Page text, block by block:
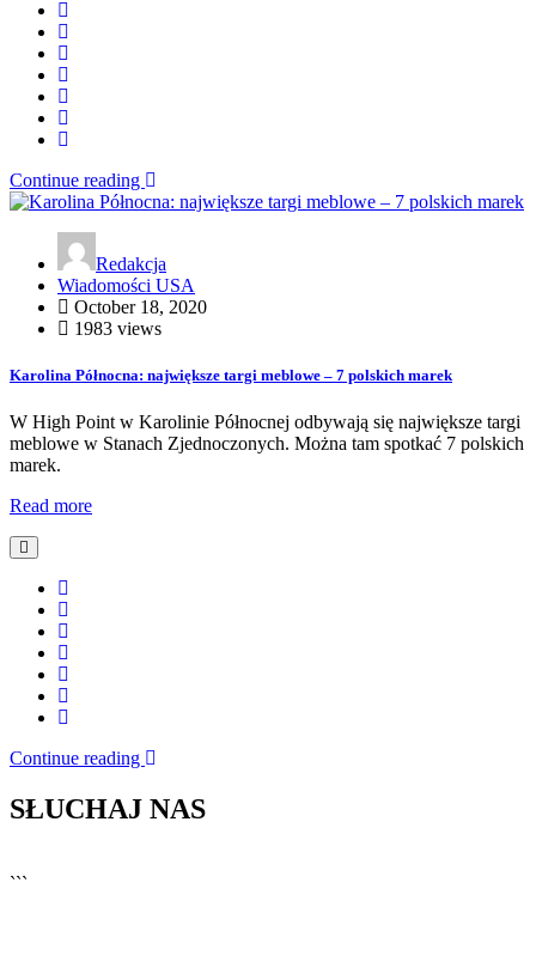
Continue reading
Redakcja
Wiadomości USA
October 18, 2020
1983 views
Karolina Północna: największe targi meblowe – 7 polskich marek
W High Point w Karolinie Północnej odbywają się największe targi
meblowe w Stanach Zjednoczonych. Można tam spotkać 7 polskich
marek.
Read more
Continue reading
SŁUCHAJ NAS
```